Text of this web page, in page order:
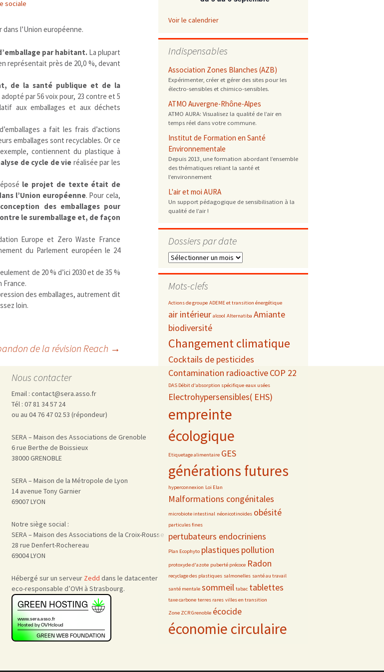
modes de conservation et de cuisson
infectieuse
chimiques
cancérigène / mutagène / reprotoxique
perturbateurs endocriniens
PFAS
recyclage
traitements
et juridiques
européenne
internationale
mers et océans
renouvelables / transition énergétique
numérique
épidémiologique
rapport économique
toxicologique
produits et
vaccins
adolescents
femmes enceintes / enfants
ionisants
électromagnétiques (THT, téléphonie
nanotechnologies
sociale
dans l’Union européenne.
par habitant. La plupart
représentait près de 20,0 %, devant
de la santé publique et de la
adopté par 56 voix pour, 23 contre et 5
aux emballages et aux déchets
a fait les frais d’actions
emballages sont recyclables. Or ce
contiennent du plastique à
de cycle de vie réalisée par les
le projet de texte était de
l’Union européenne. Pour cela,
des emballages pour
le suremballage et, de façon
Europe et Zero Waste France
du Parlement européen le 24
de 20% d’ici 2030 et de 35 %
France.
des emballages, autrement dit
loin.
de la révision Reach →
Voir le calendrier
Indispensables
Association Zones Blanches (AZB)
Expérimenter, créer et gérer des sites pour les
électro-sensibles et chimico-sensibles.
ATMO Auvergne-Rhône-Alpes
ATMO AURA: Visualisez la qualité de l’air en
temps réel dans votre commune.
Institut de Formation en Santé
Environnementale
Depuis 2013, une formation abordant l’ensemble
des thématiques reliant la santé et
l’environnement
L'air et moi AURA
Un support pédagogique de sensibilisation à la
qualité de l’air !
Dossiers par date
Dossiers
date
Mots-clefs
Actions de groupe ADEME et transition énergétique
air intérieur alcool Alternatiba Amiante
biodiversité
Changement climatique
Cocktails de pesticides
Contamination radioactiveCOP 22
DAS Débit d'absorption spécifique eaux usées
Electrohypersensibles( EHS)
empreinte
écologique
Etiquetage alimentaire GES
générations futures
hyperconnexion Loi Elan
Malformations congénitales
microbiote intestinal néonicotinoïdes obésité
particules fines
pertubateurs endocriniens
Plan Ecophyto plastiques pollution
protoxyde d'azote puberté précoce Radon
recyclage des plastiques salmonelles santé au travail
santé mentale sommeil tabac tablettes
taxe carbone terres rares villes en transition
Zone ZCR Grenoble écocide
économie circulaire
Nous contacter
Email : contact@sera.asso.fr
Tél : 07 81 34 57 24
ou au 04 76 47 02 53 (répondeur)
SERA – Maison des Associations de Grenoble
6 rue Berthe de Boissieux
38000 GRENOBLE
SERA – Maison de la Métropole de Lyon
14 avenue Tony Garnier
69007 LYON
Notre siège social :
SERA – Maison des Associations de la Croix-Rousse
28 rue Denfert-Rochereau
69004 LYON
Hébergé sur un serveur Zedd dans le datacenter
eco-responsable d’OVH à Strasbourg.